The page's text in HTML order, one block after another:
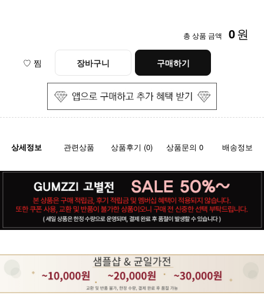
총 상품 금액 0원
♡ 찜 장바구니 구매하기
상세정보 관련상품 상품후기 (0) 상품문의 0 배송정보